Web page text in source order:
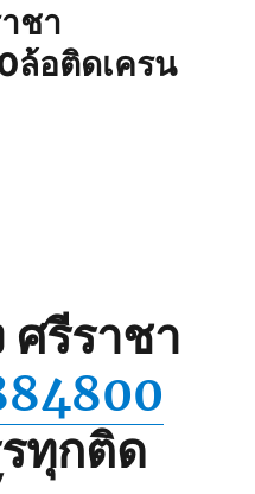
ชา
ล้อติดเครน
ศรีราชา
ทุกติด